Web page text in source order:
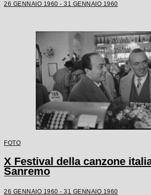
26 GENNAIO 1960 - 31 GENNAIO 1960
FOTO
X Festival della canzone
Sanremo
26 GENNAIO 1960 - 31 GENNAIO 1960